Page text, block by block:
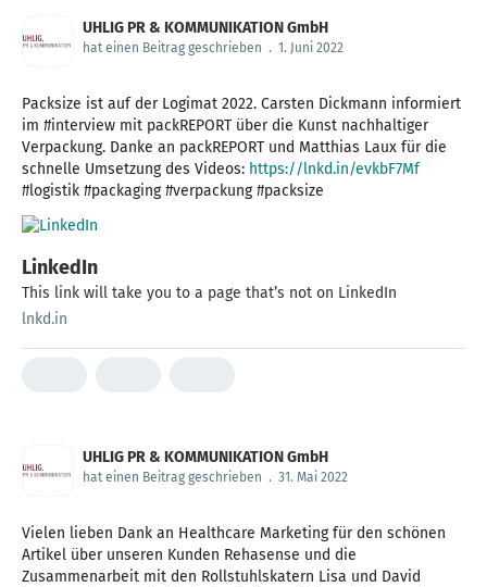
UHLIG PR & KOMMUNIKATION GmbH
hat einen Beitrag geschrieben . 1. Juni 2022
Packsize ist auf der Logimat 2022. Carsten Dickmann informiert
im #interview mit packREPORT über die Kunst nachhaltiger
Verpackung. Danke an packREPORT und Matthias Laux für die
schnelle Umsetzung des Videos: https://lnkd.in/evkbF7Mf
#logistik #packaging #verpackung #packsize
LinkedIn
This link will take you to a page that’s not on LinkedIn
lnkd.in
UHLIG PR & KOMMUNIKATION GmbH
hat einen Beitrag geschrieben . 31. Mai 2022
Vielen lieben Dank an Healthcare Marketing für den schönen
Artikel über unseren Kunden Rehasense und die
Zusammenarbeit mit den Rollstuhlskatern Lisa und David